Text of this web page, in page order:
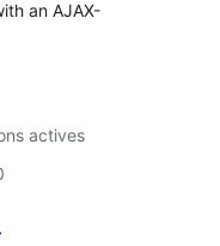
an AJAX-
actives